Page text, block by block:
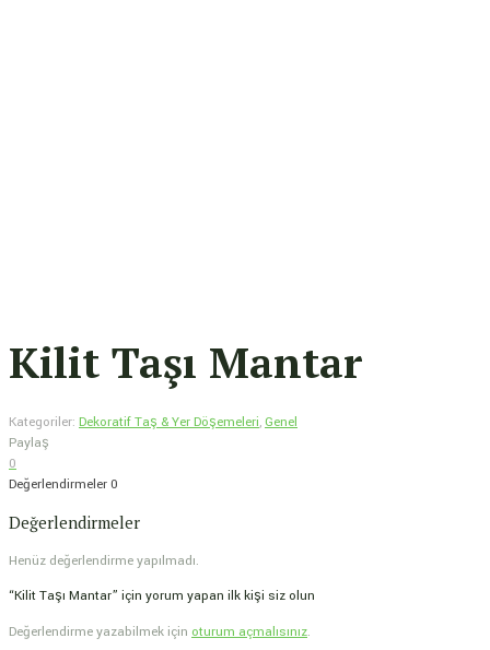
Kilit Taşı Mantar
Kategoriler: Dekoratif Taş & Yer Döşemeleri,Genel
Paylaş
0
Değerlendirmeler0
Değerlendirmeler
Henüz değerlendirme yapılmadı.
“Kilit Taşı Mantar” için yorum yapan ilk kişi siz olun
Değerlendirme yazabilmek için oturum açmalısınız.